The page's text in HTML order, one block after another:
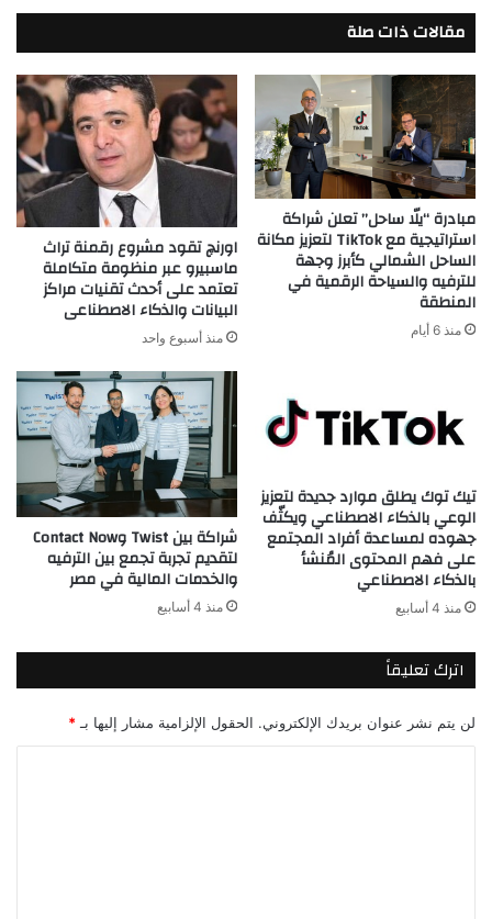
شعار
"بأفكارنا
نبني"
مقالات ذات صلة
مبادرة “يلّا ساحل” تعلن شراكة
استراتيجية مع TikTok لتعزيز مكانة
الساحل الشمالي كأبرز وجهة
للترفيه والسياحة الرقمية في
المنطقة
منذ 6 أيام
اورنچ تقود مشروع رقمنة تراث
ماسبيرو عبر منظومة متكاملة
تعتمد على أحدث تقنيات مراكز
البيانات والذكاء الاصطناعى
منذ أسبوع واحد
تيك توك يطلق موارد جديدة لتعزيز
الوعي بالذكاء الاصطناعي ويكثّف
جهوده لمساعدة أفراد المجتمع
على فهم المحتوى المُنشأ
بالذكاء الاصطناعي
منذ 4 أسابيع
شراكة بين Twist وContact Now
لتقديم تجربة تجمع بين الترفيه
والخدمات المالية في مصر
منذ 4 أسابيع
اترك تعليقاً
لن يتم نشر عنوان بريدك الإلكتروني. الحقول الإلزامية مشار إليها بـ *